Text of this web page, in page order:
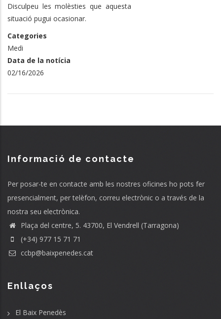
Disculpeu les molèsties que aquesta
situació pugui ocasionar.
Categories
Medi
Data de la notícia
02/16/2026
Informació de contacte
Per posar-te en contacte amb les nostres oficines ho pots fer
presencialment, per telèfon, correu electrònic o a través de la
nostra seu electrònica.
Plaça del centre, 5. 43700, El Vendrell (Tarragona)
(+34) 977 15 71 71
ccbp@baixpenedes.cat
Enllaços
El Baix Penedès